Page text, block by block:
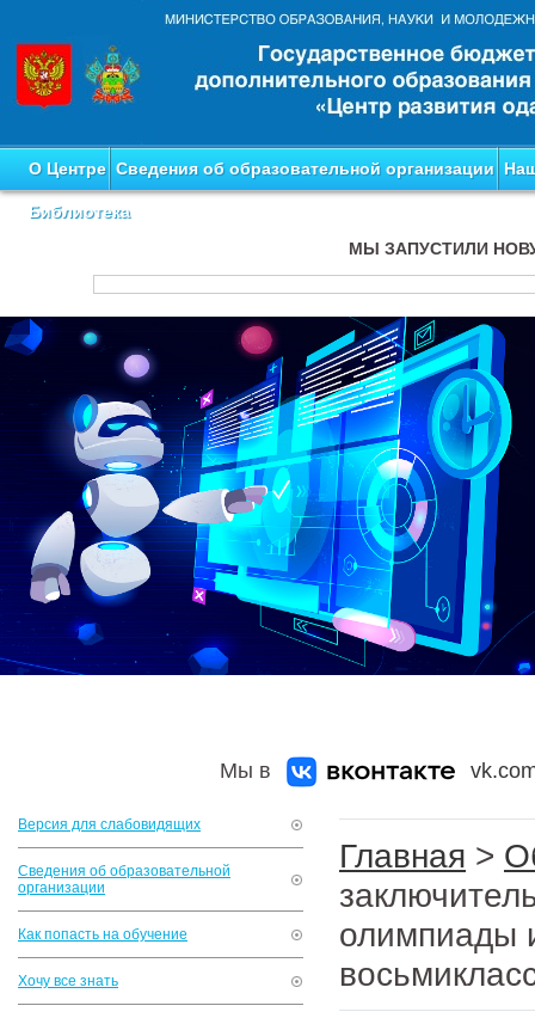
О Центре Сведения об образовательной организации
Библиотека
МЫ ЗАПУСТИЛИ
Мы в
Версия для слабовидящих
Сведения об образовательной
организации
Как попасть на обучение
Хочу все знать
Главная >
олимпиады